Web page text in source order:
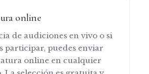
online
de audiciones en vivo o si
participar, puedes enviar
online en cualquier